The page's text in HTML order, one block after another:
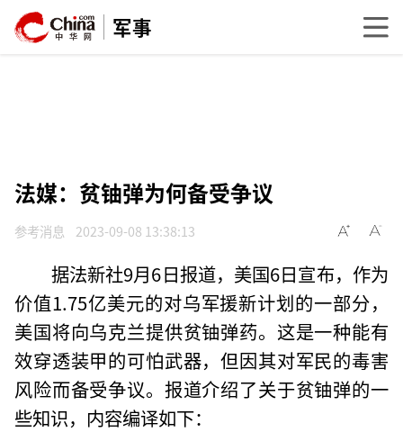
军事
法媒：贫铀弹为何备受争议
参考消息 2023-09-08 13:38:13
据法新社9月6日报道，美国6日宣布，作为
价值1.75亿美元的对乌军援新计划的一部分，
美国将向乌克兰提供贫铀弹药。这是一种能有
效穿透装甲的可怕武器，但因其对军民的毒害
风险而备受争议。报道介绍了关于贫铀弹的一
些知识，内容编译如下：